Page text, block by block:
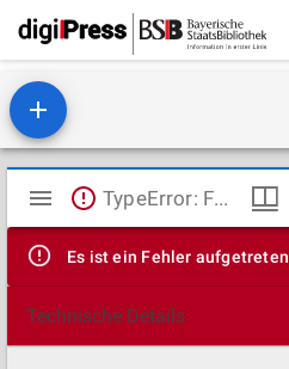
Mirador
Viewer
TypeError: Failed to fetch
Es ist ein Fehler aufgetreten
Technische Details